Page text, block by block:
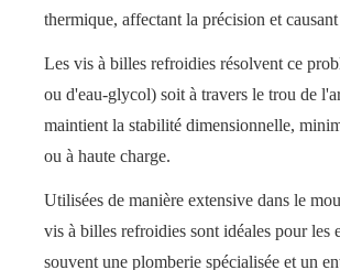
thermique, affectant la précision et
Les vis à billes refroidies résolvent ce
ou d'eau-glycol) soit à travers le trou de
maintient la stabilité dimensionnelle,
ou à haute charge.
Utilisées de manière extensive dans le
vis à billes refroidies sont idéales pour les
souvent une plomberie spécialisée et un